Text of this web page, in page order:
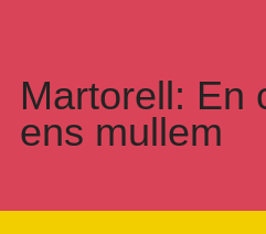
Martorell: En
ens mullem